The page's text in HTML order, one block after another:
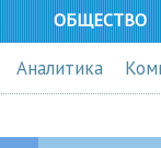
ОБЩЕСТВО
Аналитика